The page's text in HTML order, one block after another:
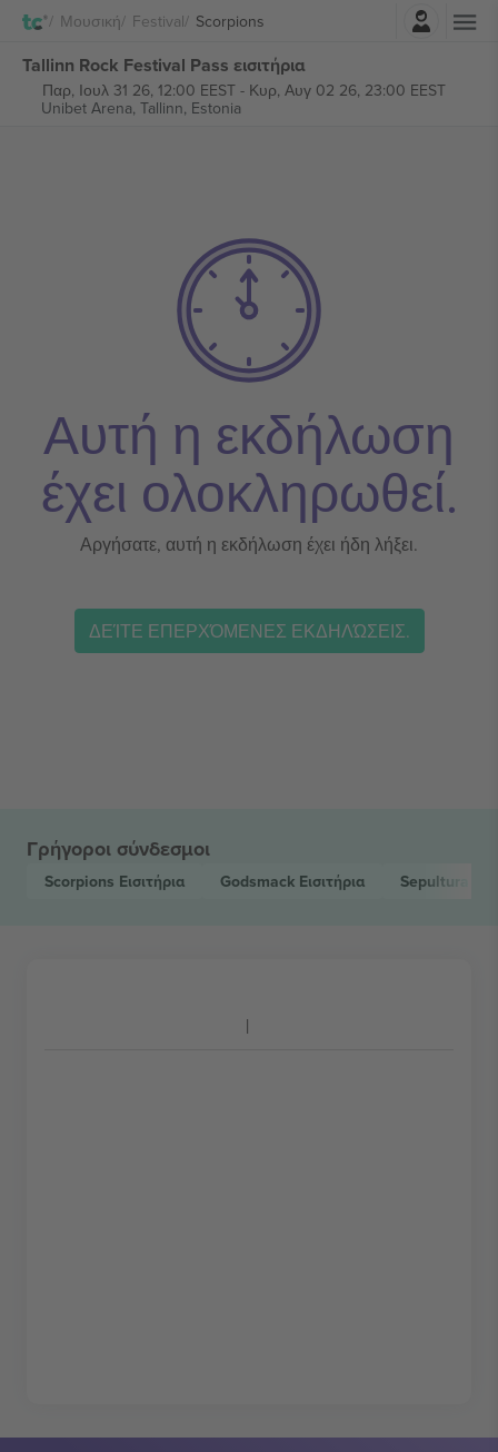
Μουσική Festival Scorpions
Tallinn Rock Festival Pass εισιτήρια
Παρ, Ιουλ 31 26, 12:00 EEST- Κυρ, Αυγ 02 26, 23:00 EEST
Unibet Arena, Tallinn, Estonia
Αυτή η εκδήλωση
έχει ολοκληρωθεί.
Αργήσατε, αυτή η εκδήλωση έχει ήδη λήξει.
ΔΕΊΤΕ ΕΠΕΡΧΌΜΕΝΕΣ ΕΚΔΗΛΏΣΕΙΣ.
Γρήγοροι σύνδεσμοι
Scorpions Εισιτήρια Godsmack Εισιτήρια Sepultura